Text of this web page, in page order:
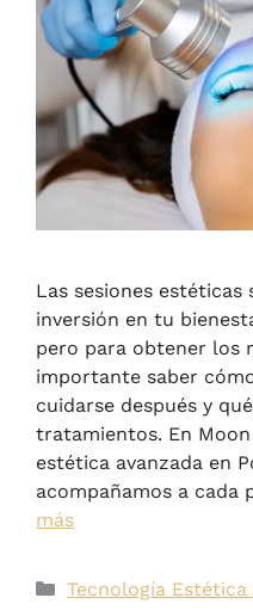
Las sesiones estéticas
inversión en tu
pero para obtener los
importante saber
cuidarse después y
tratamientos. En
estética avanzada en
acompañamos a cada
más
Tecnología Estética